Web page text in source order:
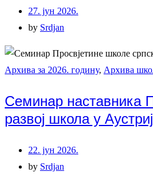
27. јун 2026.
by Srdjan
Архива за 2026. годину, Архива
Семинар наставника
развој школа у
22. јун 2026.
by Srdjan